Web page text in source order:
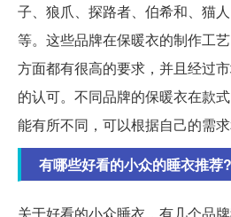
子、狼爪、探路者、伯希和、猫
等。这些品牌在保暖衣的制作工
方面都有很高的要求，并且经过
的认可。不同品牌的保暖衣在款
能有所不同，可以根据自己的需求
有哪些好看的小众的睡衣推荐?